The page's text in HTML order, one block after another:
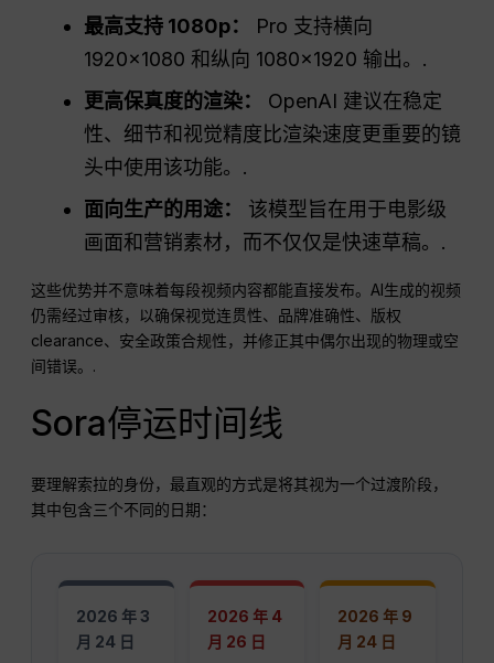
最高支持 1080p：
Pro 支持横向
1920×1080 和纵向 1080×1920 输出。.
更高保真度的渲染：
OpenAI 建议在稳定
性、细节和视觉精度比渲染速度更重要的镜
头中使用该功能。.
面向生产的用途：
该模型旨在用于电影级
画面和营销素材，而不仅仅是快速草稿。.
这些优势并不意味着每段视频内容都能直接发布。AI生成的视频
仍需经过审核，以确保视觉连贯性、品牌准确性、版权
clearance、安全政策合规性，并修正其中偶尔出现的物理或空
间错误。.
Sora停运时间线
要理解索拉的身份，最直观的方式是将其视为一个过渡阶段，
其中包含三个不同的日期：
2026 年 3
月 24 日
2026 年 4
月 26 日
2026 年 9
月 24 日